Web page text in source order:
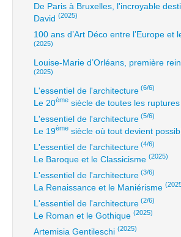
De Paris à Bruxelles, l'incroyable
David (2025)
100 ans d’Art Déco entre l’Europe et
(2025)
Louise-Marie d’Orléans, première
(2025)
L'essentiel de l'architecture (6/6)
Le 20ème siècle de toutes les ruptures
L'essentiel de l'architecture (5/6)
Le 19ème siècle où tout devient
L'essentiel de l'architecture (4/6)
Le Baroque et le Classicisme (2025)
L'essentiel de l'architecture (3/6)
La Renaissance et le Maniérisme
L'essentiel de l'architecture (2/6)
Le Roman et le Gothique (2025)
Artemisia Gentileschi (2025)